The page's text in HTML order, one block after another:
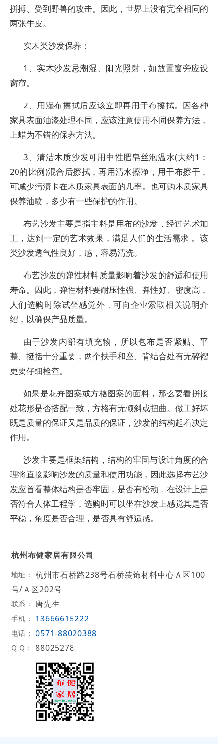
拼搏、受到野兽的攻击。因此，世界上没有完全相同的
两张牛皮。
实木类沙发保养：
1、实木沙发忌潮湿、阳光照射，如放置窗旁应设
窗帘。
2、用湿布擦拭后应该立即再用干布擦拭。因各种
家具表面油漆处理不同，应该注意使用不同保养方法，
上蜡为不错的保养方法。
3、清洁木质沙发可用中性肥皂丝泡温水(大约1：
20的比例)混合后擦拭，再用清水擦净，用干布擦干，
可减少污渍卡在木质家具表面的几率。也可购木质家具
保养油喷，多少有一些保护的作用。
布艺沙发主要是指主料是用布的沙发，经过艺术加
工，达到一定的艺术效果，满足人们的生活需求 。该
类沙发透气性良好，感，容易清洗。
布艺沙发的弹性材料质量影响着沙发的舒适和使用
寿命。因此，弹性材料要耐压性强、弹性好、密度高，
人们选购时除试坐感觉外，可向企业索取相关说明介
绍，以确保产品质量。
由于沙发内部有填充物，所以包布是否紧贴、平
整、挺括十分重要，两个扶手和座、背结合处有无碎褶
更要仔细检查。
如果是花卉图案或方格图案的面料，那么要看拼接
处花形是否搭配一致，方格有无倾斜或扭曲。做工好坏
既是质量的保证又是品质的保证，沙发的结构起着决定
作用。
沙发主要是框架结构，结构的牢固与设计角度的合
理将直接影响沙发的质量和使用功能，因此选择布艺沙
发应首看整体结构是否牢固，是否有松动，在设计上是
否符合人体工程学，选购时可以坐在沙发上感觉其是否
平稳，角度是否合理，是否具有舒适感。
杭州布健家居有限公司
地址：
杭州市石桥路238号石桥装饰材料中心Ａ区100
号/Ａ区202号
联系： 唐先生
手机： 13666615222
电话： 0571-88020388
Q Q： 88025278